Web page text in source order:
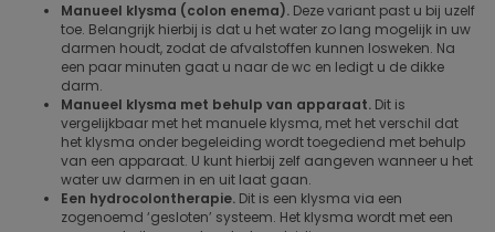
Manueel klysma (colon enema). Deze variant past u bij uzelf
toe. Belangrijk hierbij is dat u het water zo lang mogelijk in uw
darmen houdt, zodat de afvalstoffen kunnen losweken. Na
een paar minuten gaat u naar de wc en ledigt u de dikke
darm.
Manueel klysma met behulp van apparaat. Dit is
vergelijkbaar met het manuele klysma, met het verschil dat
het klysma onder begeleiding wordt toegediend met behulp
van een apparaat. U kunt hierbij zelf aangeven wanneer u het
water uw darmen in en uit laat gaan.
Een hydrocolontherapie. Dit is een klysma via een
zogenoemd ‘gesloten’ systeem. Het klysma wordt met een